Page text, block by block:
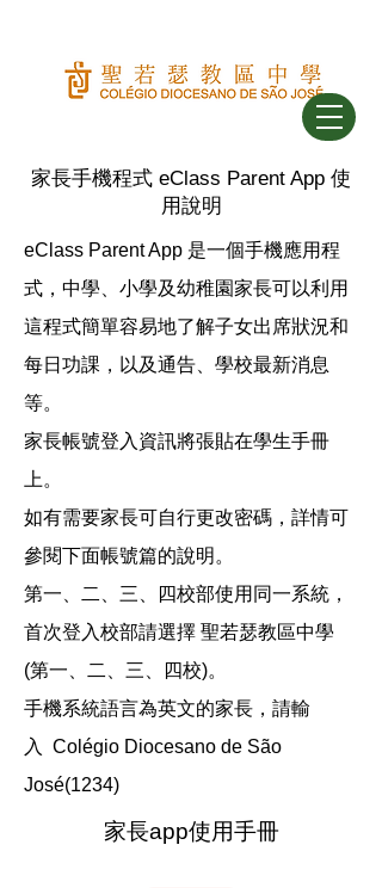
家長手機程式 eClass Parent App 使
用說明
eClass Parent App 是一個手機應用程
式，中學、小學及幼稚園家長可以利用
這程式簡單容易地了解子女出席狀況和
每日功課，以及通告、學校最新消息
等。
家長帳號登入資訊將張貼在學生手冊
上。
如有需要家長可自行更改密碼，詳情可
參閱下面帳號篇的說明。
第一、二、三、四校部使用同一系統，
首次登入校部請選擇 聖若瑟教區中學
(第一、二、三、四校)。
手機系統語言為英文的家長，請輸
入 Colégio Diocesano de São
José(1234)
家長app使用手冊